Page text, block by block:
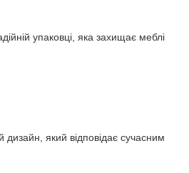
упаковці, яка захищає меблі
який відповідає сучасним